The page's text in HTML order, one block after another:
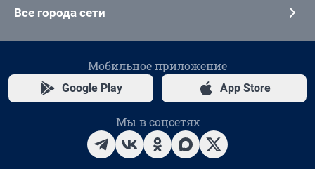
Все города сети
Мобильное приложение
Google Play App Store
Мы в соцсетях